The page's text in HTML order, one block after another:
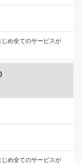
め全てのサービスが
め全てのサービスが